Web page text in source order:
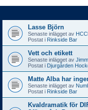
Lasse Björn
Senaste inlägget av HCCL
Postat i Rinkside Bar
Vett och etikett
Senaste inlägget av
Postat i Djurgården
Matte Alba har
Senaste inlägget av
Postat i Rinkside Bar
Kvaldramatik för